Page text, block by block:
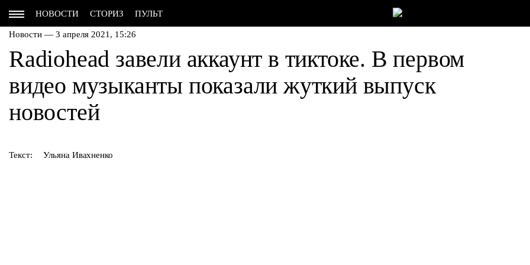
НОВОСТИ СТОРИЗ ПУЛЬТ
Новости — 3 апреля 2021, 15:26
Radiohead завели аккаунт в тиктоке. В первом
видео музыканты показали жуткий выпуск
новостей
Текст: Ульяна Ивахненко